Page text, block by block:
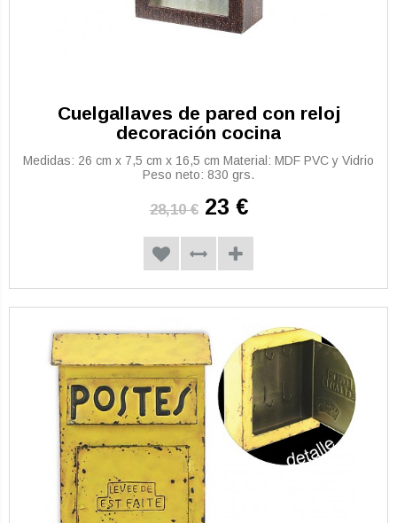
Cuelgallaves de pared con reloj
decoración cocina
Medidas: 26 cm x 7,5 cm x 16,5 cm Material: MDF PVC y Vidrio
Peso neto: 830 grs.
28,10 € 23 €